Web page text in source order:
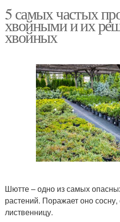
5 самых частых
хвойными и их
хвойных
Шютте – одно из самых
растений. Поражает оно
лиственницу.